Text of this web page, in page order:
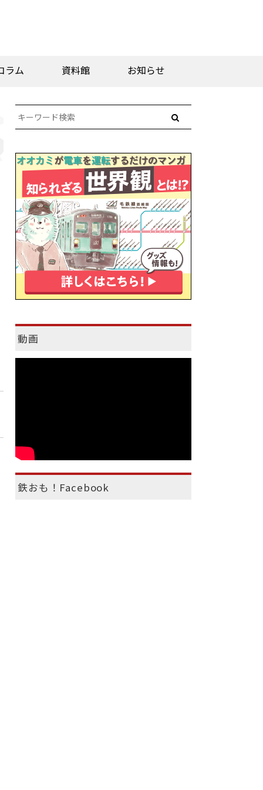
ラム 資料館 お知らせ
動画
鉄おも！Facebook